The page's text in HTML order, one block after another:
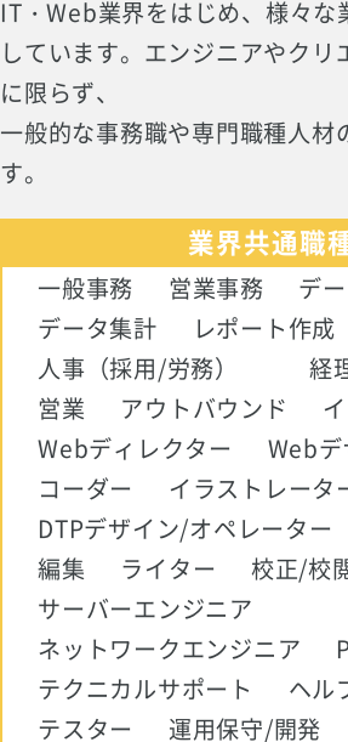
IT・Web業界をはじめ、様々な
しています。エンジニアやクリ
に限らず、
一般的な事務職や専門職種人材
す。
業界共通職
一般事務 営業事務
デ
データ集計
レポート作成
人事（採用/労務）
経
営業
アウトバウンド
Webディレクター
Web
コーダー
イラストレータ
DTPデザイン/オペレーター
編集
ライター
校正/校
サーバーエンジニア
ネットワークエンジニア
テクニカルサポート
ヘル
テスター
運用保守/開発